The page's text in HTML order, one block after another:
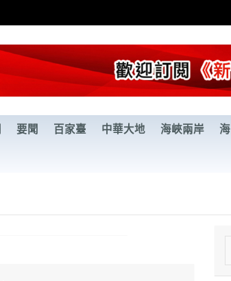
要聞 百家臺 中華大地 海峽兩岸
e